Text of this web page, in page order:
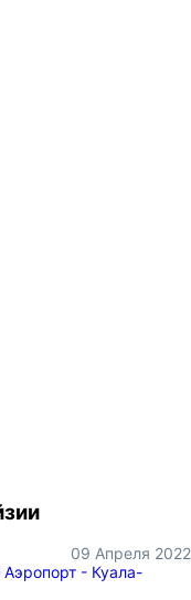
09 Апреля 2022
- Куала-